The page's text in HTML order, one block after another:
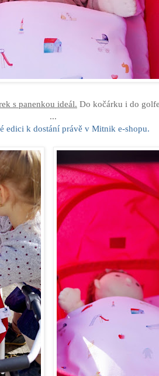
s panenkou ideál. Do kočárku i do
...
edici k dostání právě v Mitnik e-shopu.